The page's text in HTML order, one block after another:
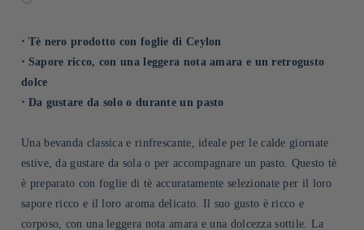
⋅ Tè nero prodotto con foglie di Ceylon
⋅ Sapore ricco, con una leggera nota amara e un retrogusto
dolce
⋅ Da gustare da solo o durante un pasto
Una bevanda classica e rinfrescante, ideale per le calde giornate
estive, da gustare da sola o per accompagnare un pasto. Questo tè
è preparato con foglie di tè accuratamente selezionate per il loro
sapore ricco e il loro aroma delicato. Il suo gusto è ricco e
corposo, con una leggera nota amara e una dolcezza sottile. La